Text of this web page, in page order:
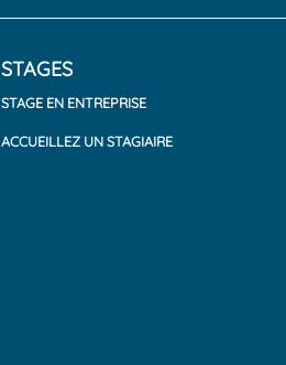
STAGES
STAGE EN ENTREPRISE
ACCUEILLEZ UN STAGIAIRE